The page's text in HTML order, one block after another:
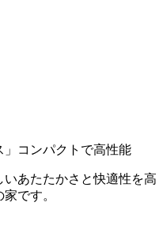
」コンパクトで高性能
あたたかさと快適性を高
です。